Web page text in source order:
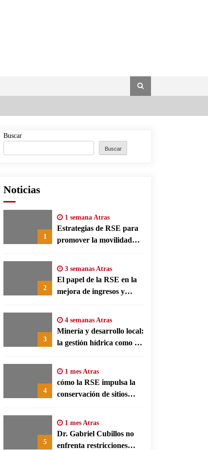
Buscar
Buscar
Noticias
1
1 semana Atras
Estrategias de RSE para
promover la movilidad
fabriles alemanes
2
3 semanas Atras
El papel de la RSE en la
mejora de ingresos y
3
4 semanas Atras
Minería y desarrollo local:
la gestión hídrica como eje
4
1 mes Atras
cómo la RSE impulsa la
conservación de sitios
5
1 mes Atras
Dr. Gabriel Cubillos no
enfrenta restricciones